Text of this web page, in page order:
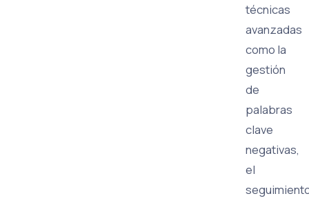
técnicas
avanzadas
como la
gestión
de
palabras
clave
negativas,
el